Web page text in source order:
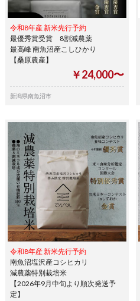
令和8年産 新米先行予約
最優秀賞受賞 8割減農薬
最高峰 南魚沼産こしひかり
【桑原農産】
￥24,000〜
新潟県南魚沼市
令和8年産 新米先行予約
南魚沼塩沢産コシヒカリ
減農薬特別栽培米
【2026年9月中旬より順次発送予
定】